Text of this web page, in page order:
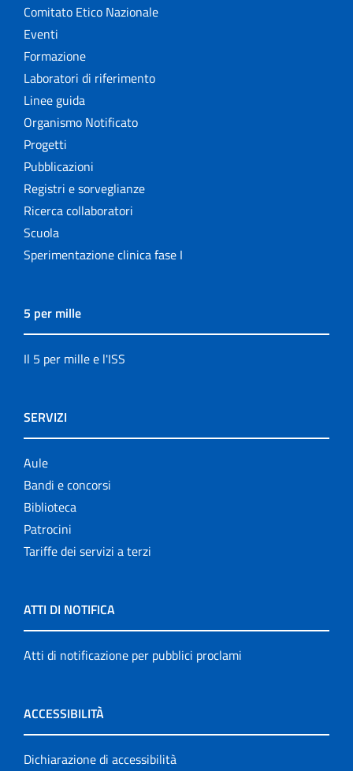
Comitato Etico Nazionale
Eventi
Formazione
Laboratori di riferimento
Linee guida
Organismo Notificato
Progetti
Pubblicazioni
Registri e sorveglianze
Ricerca collaboratori
Scuola
Sperimentazione clinica fase I
5 per mille
Il 5 per mille e l'ISS
SERVIZI
Aule
Bandi e concorsi
Biblioteca
Patrocini
Tariffe dei servizi a terzi
ATTI DI NOTIFICA
Atti di notificazione per pubblici proclami
ACCESSIBILITÀ
Dichiarazione di accessibilità